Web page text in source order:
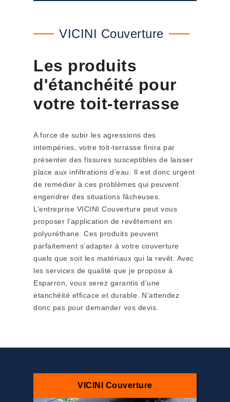
VICINI Couverture
Les produits
d'étanchéité pour
votre toit-terrasse
A force de subir les agressions des
intempéries, votre toit-terrasse finira par
présenter des fissures susceptibles de laisser
place aux infiltrations d’eau. Il est donc urgent
de remédier à ces problèmes qui peuvent
engendrer des situations fâcheuses.
L’entreprise VICINI Couverture peut vous
proposer l’application de revêtement en
polyuréthane. Ces produits peuvent
parfaitement s’adapter à votre couverture
quels que soit les matériaux qui la revêt. Avec
les services de qualité que je propose à
Esparron, vous serez garantis d’une
étanchéité efficace et durable. N’attendez
donc pas pour demander vos devis.
VICINI Couverture